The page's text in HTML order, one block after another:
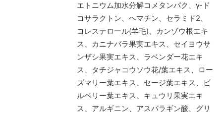
エトニウム加水分解コメタンパク、γ-ド
コサラクトン、ヘマチン、セラミド2、
コレステロール(羊毛)、カンゾウ根エキ
ス、カニナバラ果実エキス、セイヨウサ
ンザシ果実エキス、ラベンダー花エキ
ス、タチジャコウソウ花/葉エキス、ロー
ズマリー葉エキス、セージ葉エキス、ビ
ルベリー葉エキス、キュウリ果実エキ
ス、アルギニン、アスパラギン酸、グリ